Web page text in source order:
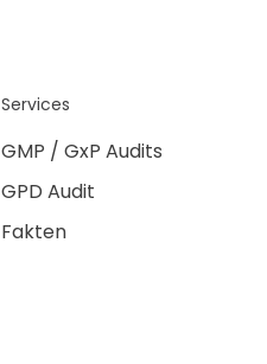
Services
GMP / GxP Audits
GPD Audit
Fakten